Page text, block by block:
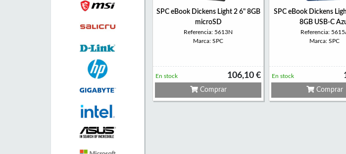
SPC eBook Dickens Light 2 6" 8GB
microSD
Referencia: 5613N
Marca: SPC
106,10 €
En stock
Comprar
SPC eBook Dickens
8GB USB-C
Referencia:
Marca: SPC
En stock
Comprar